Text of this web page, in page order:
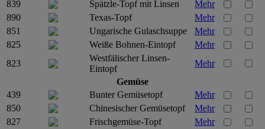
839
Spätzle-Topf mit Linsen
Mehr
890
Texas-Topf
Mehr
851
Ungarische Gulaschsuppe
Mehr
825
Weiße Bohnen-Eintopf
Mehr
823
Westfälischer Linsen-
Eintopf
Mehr
Gemüse
439
Bunter Gemüsetopf
Mehr
850
Chinesischer Gemüsetopf
Mehr
827
Frischgemüse-Topf
Mehr